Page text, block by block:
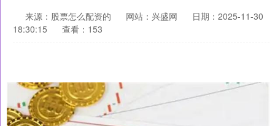
来源：股票怎么配资的 网站：兴盛网
日期：2025-11-30
18:30:15
查看：153